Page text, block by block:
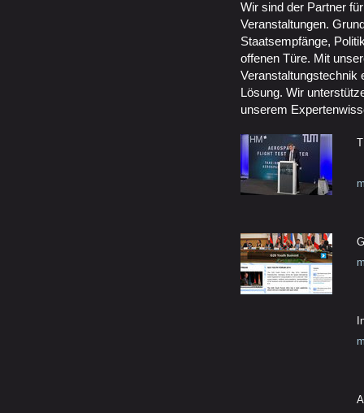
Wir sind der Partner
Veranstaltungen.
Staatsempfänge,
offenen Türe. Mit
Veranstaltungstechnik
Lösung. Wir
unserem